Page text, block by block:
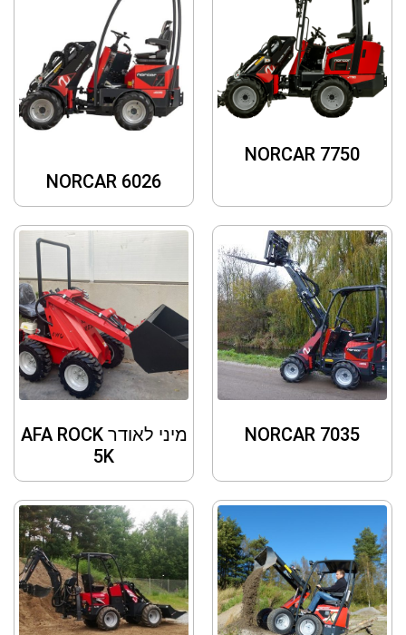
NORCAR 7750
NORCAR 6026
NORCAR 7035
מיני לאודר AFA ROCK
5K